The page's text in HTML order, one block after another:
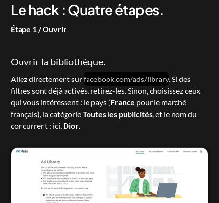
Le hack : Quatre étapes.
Étape 1 / Ouvrir
Ouvrir la bibliothèque.
Allez directement sur facebook.com/ads/library. Si des
filtres sont déjà activés, retirez-les. Sinon, choisissez ceux
qui vous intéressent : le pays (France pour le marché
français), la catégorie Toutes les publicités , et le nom du
concurrent : ici, Dior